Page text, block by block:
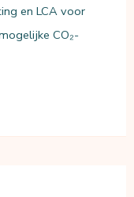
en LCA voor
CO₂-